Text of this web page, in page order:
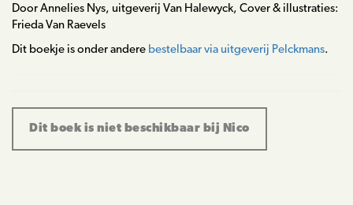
Door Annelies Nys, uitgeverij Van Halewyck, Cover & illustraties:
Frieda Van Raevels
Dit boekje is onder andere bestelbaar via uitgeverij Pelckmans.
Dit boek is niet beschikbaar bij Nico